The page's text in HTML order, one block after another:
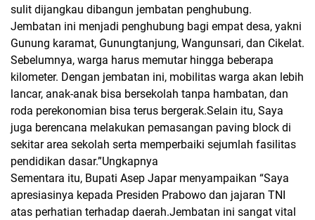
sulit dijangkau dibangun jembatan penghubung.
Jembatan ini menjadi penghubung bagi empat desa, yakni
Gunung karamat, Gunungtanjung, Wangunsari, dan Cikelat.
Sebelumnya, warga harus memutar hingga beberapa
kilometer. Dengan jembatan ini, mobilitas warga akan lebih
lancar, anak-anak bisa bersekolah tanpa hambatan, dan
roda perekonomian bisa terus bergerak.Selain itu, Saya
juga berencana melakukan pemasangan paving block di
sekitar area sekolah serta memperbaiki sejumlah fasilitas
pendidikan dasar.”Ungkapnya
Sementara itu, Bupati Asep Japar menyampaikan “Saya
apresiasinya kepada Presiden Prabowo dan jajaran TNI
atas perhatian terhadap daerah.Jembatan ini sangat vital